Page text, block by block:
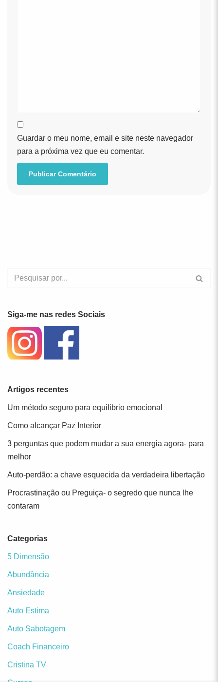
Guardar o meu nome, email e site neste navegador
para a próxima vez que eu comentar.
Siga-me nas redes Sociais
Artigos recentes
Um método seguro para equilibrio emocional
Como alcançar Paz Interior
3 perguntas que podem mudar a sua energia agora- para
melhor
Auto-perdão: a chave esquecida da verdadeira libertação
Procrastinação ou Preguiça- o segredo que nunca lhe
contaram
Categorias
5 Dimensão
Abundância
Ansiedade
Auto Estima
Auto Sabotagem
Coach Financeiro
Cristina TV